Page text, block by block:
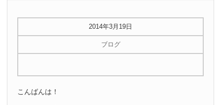
2014年3月19日
ブログ
こんばんは！